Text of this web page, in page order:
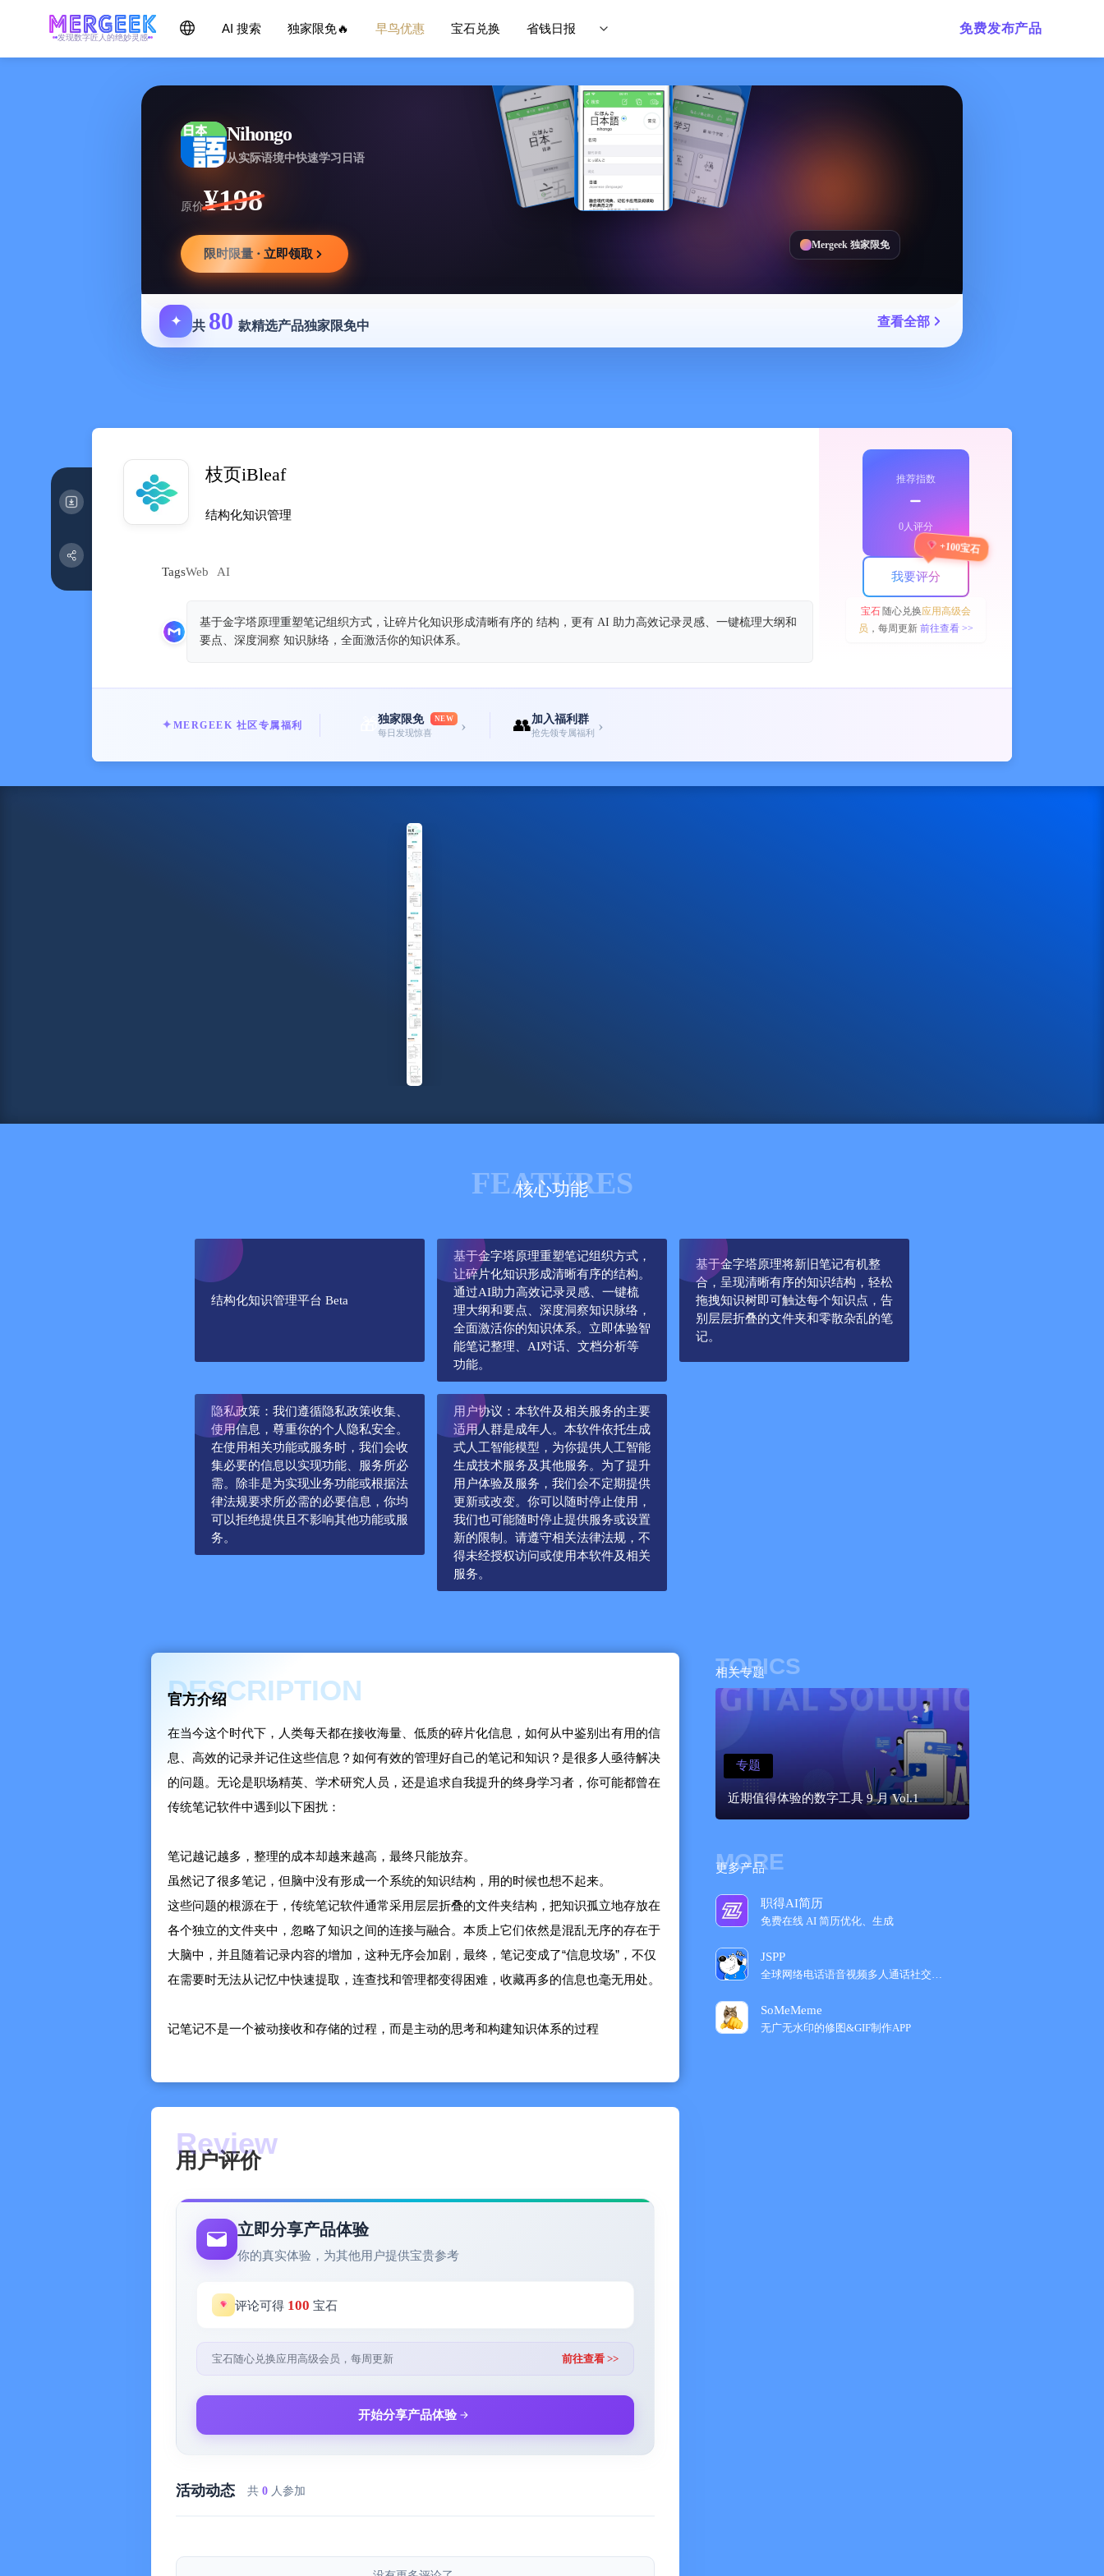
发现数字匠人的绝妙灵感
AI 搜索 独家限免🔥 早鸟优惠 宝石兑换 省钱日报 免费发布产品
Nihongo
从实际语境中快速学习日语
原价¥198
限时限量 · 立即领取
Mergeek 独家限免
✦ 共 80 款精选产品独家限免中 查看全部
枝页iBleaf
结构化知识管理
TagsWeb AI
基于金字塔原理重塑笔记组织方式，让碎片化知识形成清晰有序的 结构，更有 AI 助力高效记录灵感、一键梳理大纲和
要点、深度洞察 知识脉络，全面激活你的知识体系。
推荐指数
﹣
0人评分
我要评分
+100宝石
宝石随心兑换应用高级会
员 ，每周更新 前往查看 >>
✦ MERGEEK 社区专属福利 独家限免 NEW
每日发现惊喜 › 👥加入福利群
抢先领专属福利 ›
FEATURES
核心功能
结构化知识管理平台 Beta
基于金字塔原理重塑笔记组织方式，
让碎片化知识形成清晰有序的结构。
通过AI助力高效记录灵感、一键梳
理大纲和要点、深度洞察知识脉络，
全面激活你的知识体系。立即体验智
能笔记整理、AI对话、文档分析等
功能。
基于金字塔原理将新旧笔记有机整
合，呈现清晰有序的知识结构，轻松
拖拽知识树即可触达每个知识点，告
别层层折叠的文件夹和零散杂乱的笔
记。
隐私政策：我们遵循隐私政策收集、
使用信息，尊重你的个人隐私安全。
在使用相关功能或服务时，我们会收
集必要的信息以实现功能、服务所必
需。除非是为实现业务功能或根据法
律法规要求所必需的必要信息，你均
可以拒绝提供且不影响其他功能或服
务。
用户协议：本软件及相关服务的主要
适用人群是成年人。本软件依托生成
式人工智能模型，为你提供人工智能
生成技术服务及其他服务。为了提升
用户体验及服务，我们会不定期提供
更新或改变。你可以随时停止使用，
我们也可能随时停止提供服务或设置
新的限制。请遵守相关法律法规，不
得未经授权访问或使用本软件及相关
服务。
DESCRIPTION
官方介绍
在当今这个时代下，人类每天都在接收海量、低质的碎片化信息，如何从中鉴别出有用的信
息、高效的记录并记住这些信息？如何有效的管理好自己的笔记和知识？是很多人亟待解决
的问题。无论是职场精英、学术研究人员，还是追求自我提升的终身学习者，你可能都曾在
传统笔记软件中遇到以下困扰：
笔记越记越多，整理的成本却越来越高，最终只能放弃。
虽然记了很多笔记，但脑中没有形成一个系统的知识结构，用的时候也想不起来。
这些问题的根源在于，传统笔记软件通常采用层层折叠的文件夹结构，把知识孤立地存放在
各个独立的文件夹中，忽略了知识之间的连接与融合。本质上它们依然是混乱无序的存在于
大脑中，并且随着记录内容的增加，这种无序会加剧，最终，笔记变成了“信息坟场”，不仅
在需要时无法从记忆中快速提取，连查找和管理都变得困难，收藏再多的信息也毫无用处。
记笔记不是一个被动接收和存储的过程，而是主动的思考和构建知识体系的过程
形化的表达让你的知识体系一目了然。通过缩放、拖拽即可轻松定位目标文档，双击即可查
看详情，无需在层层嵌套的文件夹里翻找。如果觉得某个文档卡片的位置不合适，你可以直
接将它拖动到新的位置，或者在知识树的某个位置新建文档卡片，随时完善你的知识体系。
在用「枝页」记录新笔记时，需要缕清它与已有知识的联系，这种适度的思考难度符合美国
心理学家 Robert Bjork 提出的必要难度理论「信息输入的越容易，提取反而越困难；反之，
信息输入的越费力，提取则会更容易」能加深对知识的理解，有助于知识内化并形成长期记
忆。另外经过图形化处理的笔记同时以视觉和语言形式呈现，更符合人类大脑对感觉和语言
进行双重编码的机制，不仅能让记忆更加牢固，在需要时能也快速唤醒记忆，将知识系统性
的需求进行个性化管理和多维度探索，按照自己的方式构建和梳理，让知识全方位扩展和融
一棵树的生长需要不断修剪、培育才能枝繁叶茂。「枝页」就是你的专属园丁，时刻关注着
用户评价
立即分享产品体验
你的真实体验，为其他用户提供宝贵参考
评论可得 100 宝石
宝石随心兑换应用高级会员，每周更新 前往查看 >>
开始分享产品体验
活动动态 共 0 人参加
TOPICS
相关专题
近期值得体验的数字工具 9 月 Vol.1
专题
MORE
更多产品
职得AI简历
免费在线 AI 简历优化、生成
JSPP
全球网络电话语音视频多人通话社交平‪台‬
SoMeMeme
无广无水印的修图&GIF制作APP